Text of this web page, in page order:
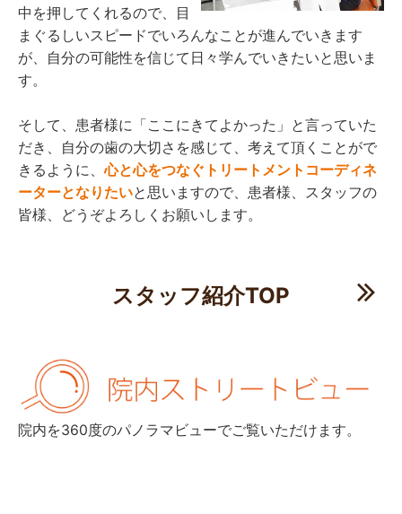
中を押してくれるので、目
まぐるしいスピードでいろんなことが進んでいきます
が、自分の可能性を信じて日々学んでいきたいと思いま
す。
そして、患者様に「ここにきてよかった」と言っていた
だき、自分の歯の大切さを感じて、考えて頂くことがで
きるように、心と心をつなぐトリートメントコーディネ
ーターとなりたいと思いますので、患者様、スタッフの
皆様、どうぞよろしくお願いします。
スタッフ紹介TOP
院内を360度のパノラマビューでご覧いただけます。